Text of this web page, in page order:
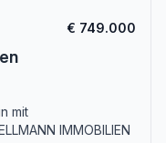
€ 749.000
mit
IMMOBILIEN